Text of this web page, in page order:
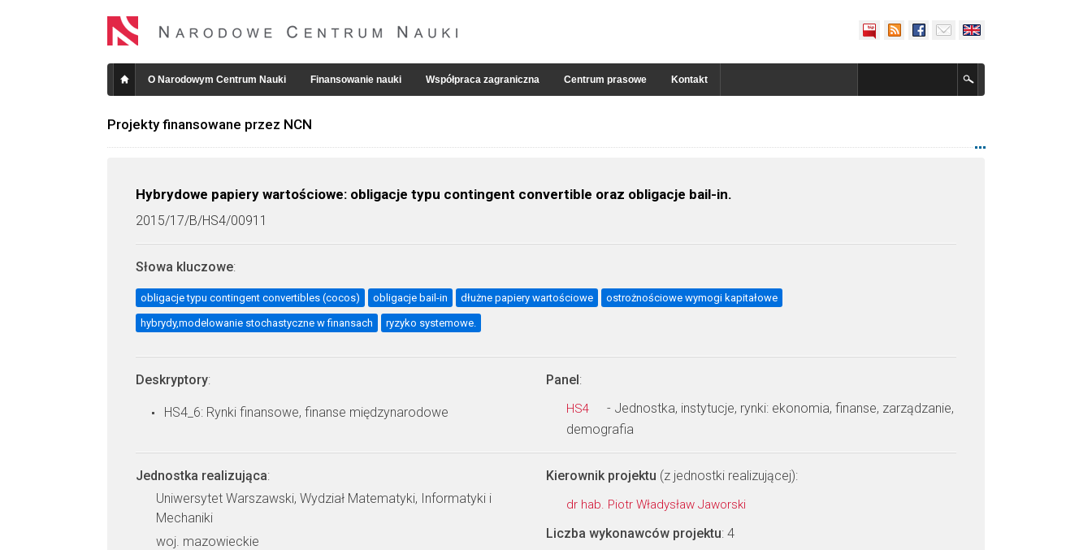
O Narodowym Centrum Nauki Finansowanie nauki Współpraca zagraniczna Centrum prasowe Kontakt
Projekty finansowane przez NCN
Hybrydowe papiery wartościowe: obligacje typu contingent convertible oraz obligacje bail-in.
2015/17/B/HS4/00911
Słowa kluczowe:
obligacje typu contingent convertibles (cocos) obligacje bail-in dłużne papiery wartościowe ostrożnościowe wymogi kapitałowe
hybrydy,modelowanie stochastyczne w finansach ryzyko systemowe.
Deskryptory:
HS4_6: Rynki finansowe, finanse międzynarodowe
Panel:
HS4
- Jednostka, instytucje, rynki: ekonomia, finanse, zarządzanie,
demografia
Jednostka realizująca:
Uniwersytet Warszawski, Wydział Matematyki, Informatyki i
Mechaniki
woj. mazowieckie
Kierownik projektu (z jednostki realizującej):
dr hab. Piotr Władysław Jaworski
Liczba wykonawców projektu: 4